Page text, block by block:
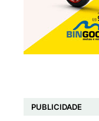
PUBLICIDADE